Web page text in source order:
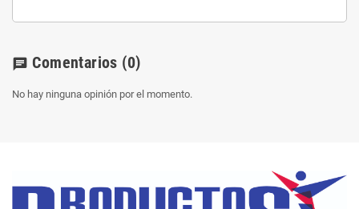
chat Comentarios (0)
No hay ninguna opinión por el momento.